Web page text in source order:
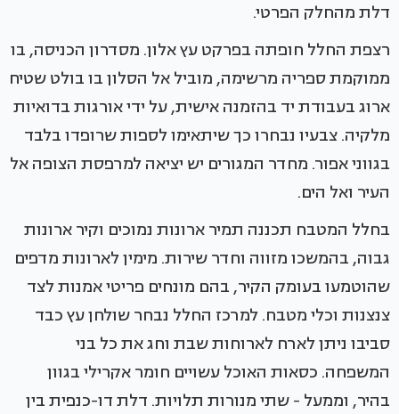
דלת מהחלק הפרטי.
רצפת החלל חופתה בפרקט עץ אלון. מסדרון הכניסה, בו
ממוקמת ספריה מרשימה, מוביל אל הסלון בו בולט שטיח
ארוג בעבודת יד בהזמנה אישית, על ידי אורגות בדואיות
מלקיה. צבעיו נבחרו כך שיתאימו לספות שרופדו בלבד
בגווני אפור. מחדר המגורים יש יציאה למרפסת הצופה אל
העיר ואל הים.
בחלל המטבח תכננה תמיר ארונות נמוכים וקיר ארונות
גבוה, בהמשכו מזווה וחדר שירות. מימין לארונות מדפים
שהוטמעו בעומק הקיר, בהם מונחים פריטי אמנות לצד
צנצנות וכלי מטבח. למרכז החלל נבחר שולחן עץ כבד
סביבו ניתן לארח לארוחות שבת וחג את כל בני
המשפחה. כסאות האוכל עשויים חומר אקרילי בגוון
בהיר, וממעל - שתי מנורות תלויות. דלת דו-כנפית בין